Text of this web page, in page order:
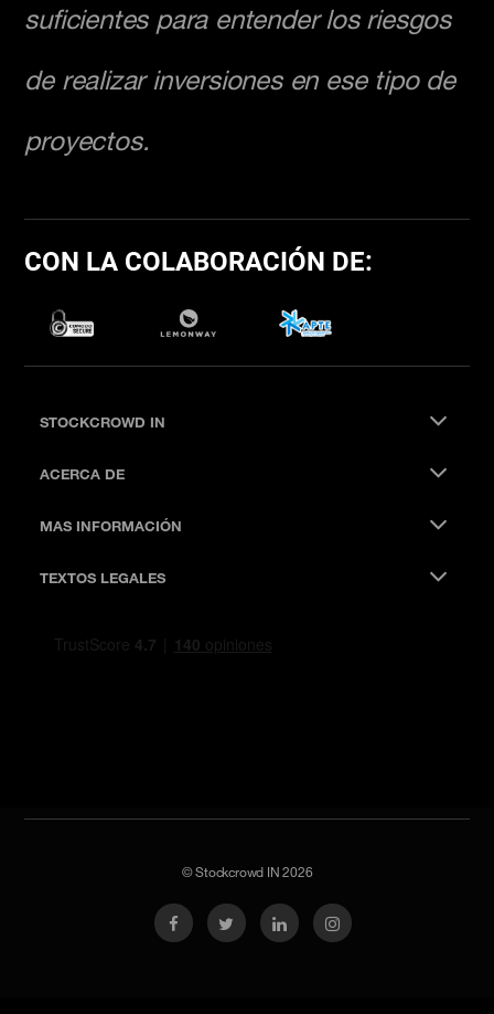
suficientes para entender los riesgos
de realizar inversiones en ese tipo de
proyectos.
CON LA COLABORACIÓN DE:
STOCKCROWD IN
ACERCA DE
MAS INFORMACIÓN
TEXTOS LEGALES
© Stockcrowd IN 2026